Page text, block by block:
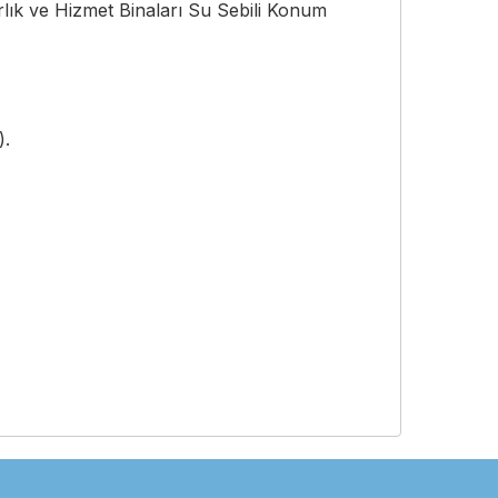
ve Hizmet Binaları Su Sebili Konum
).